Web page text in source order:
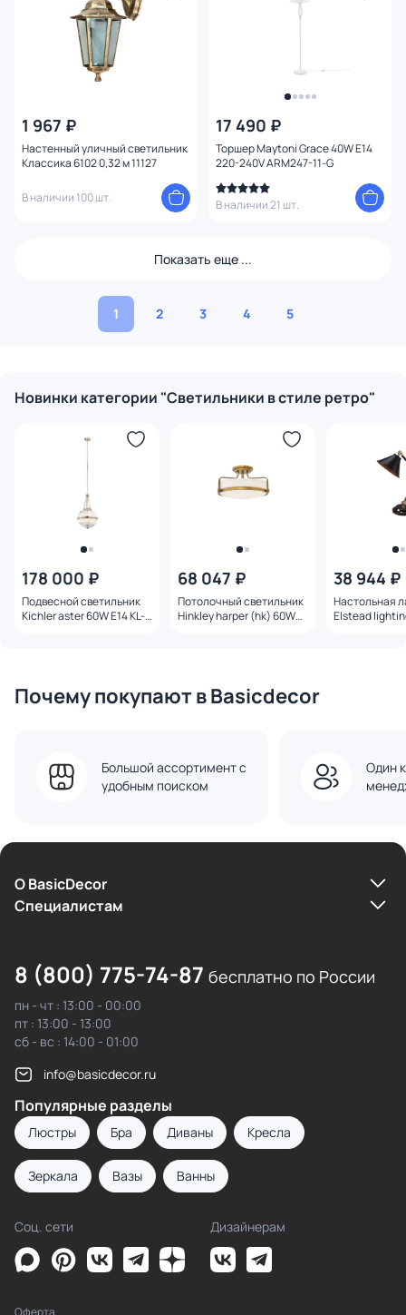
1 967 ₽
Настенный уличный светильник
Классика 6102 0,32 м 11127
В наличии 100 шт.
17 490 ₽
Торшер Maytoni Grace 40W E14
220-240V ARM247-11-G
В наличии 21 шт.
Показать еще ...
1 2 3 4 5
Новинки категории "Светильники в стиле ретро"
178 000 ₽
Подвесной светильник
Kichler aster 60W E14 KL-
68 047 ₽
Потолочный светильник
Hinkley harper (hk) 60W
38 944 ₽
Настольная
Elstead
Почему покупают в Basicdecor
Большой ассортимент с
удобным поиском
Один
О BasicDecor
Cпециалистам
8 (800) 775-74-87 бесплатно по России
пн - чт : 13:00 - 00:00
пт : 13:00 - 13:00
сб - вс : 14:00 - 01:00
info@basicdecor.ru
Популярные разделы
Люстры Бра Диваны Кресла
Зеркала Вазы Ванны
Соц. сети Дизайнерам
Оферта